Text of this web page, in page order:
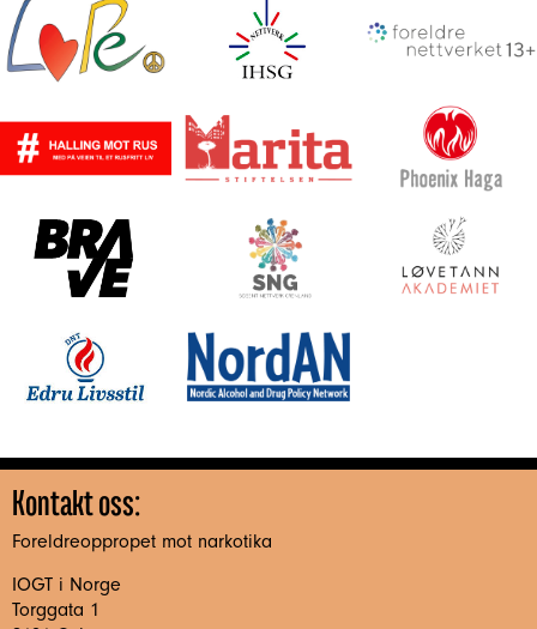
Kontakt oss:
Foreldreoppropet mot narkotika
IOGT i Norge
Torggata 1